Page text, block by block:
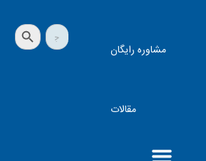
مشاوره رایگان
مقالات
جستجو
برای:
دکمه جستجو